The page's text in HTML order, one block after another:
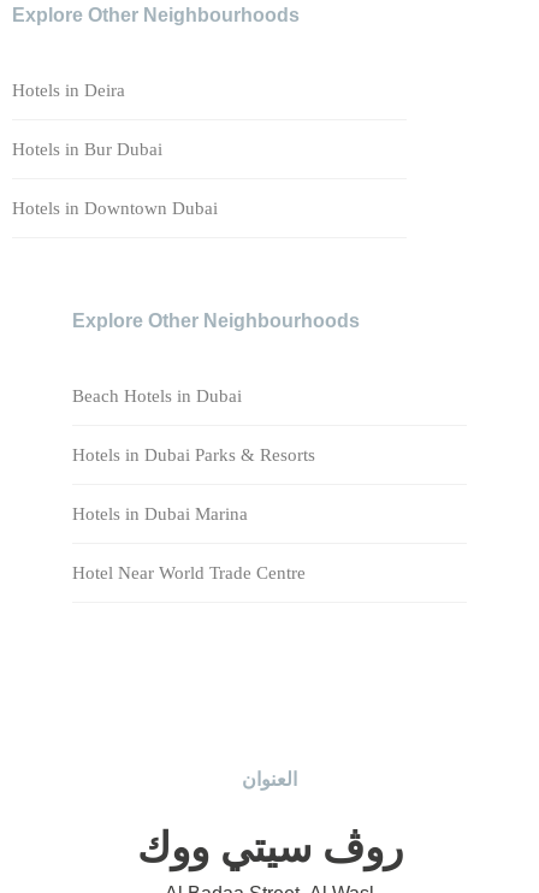
Explore Other Neighbourhoods
Hotels in Deira
Hotels in Bur Dubai
Hotels in Downtown Dubai
Explore Other Neighbourhoods
Beach Hotels in Dubai
Hotels in Dubai Parks & Resorts
Hotels in Dubai Marina
Hotel Near World Trade Centre
العنوان
روڤ سيتي ووك